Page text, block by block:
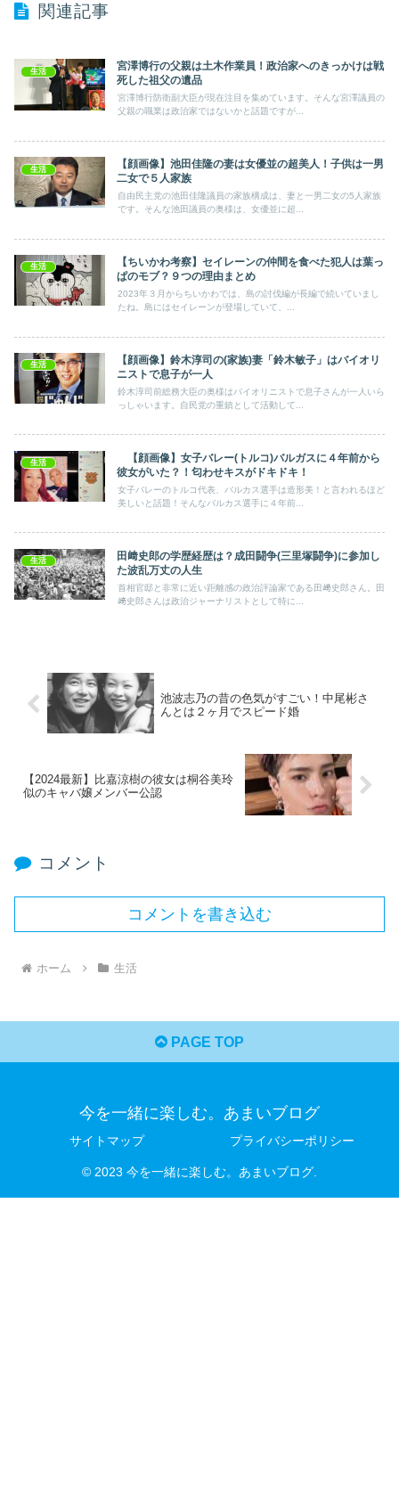
関連記事
生活
宮澤博行の父親は土木作業員！政治家へのきっかけは戦
死した祖父の遺品
宮澤博行防衛副大臣が現在注目を集めています。そんな宮澤議員の
父親の職業は政治家ではないかと話題ですが...
生活
【顔画像】池田佳隆の妻は女優並の超美人！子供は一男
二女で５人家族
自由民主党の池田佳隆議員の家族構成は、妻と一男二女の5人家族
です。そんな池田議員の奥様は、女優並に超...
生活
【ちいかわ考察】セイレーンの仲間を食べた犯人は葉っ
ぱのモブ？９つの理由まとめ
2023年３月からちいかわでは、島の討伐編が長編で続いていまし
たね。島にはセイレーンが登場していて、...
生活
【顔画像】鈴木淳司の(家族)妻「鈴木敏子」はバイオリ
ニストで息子が一人
鈴木淳司前総務大臣の奥様はバイオリニストで息子さんが一人いら
っしゃいます。自民党の重鎮として活動して...
生活
【顔画像】女子バレー(トルコ)バルガスに４年前から
彼女がいた？！匂わせキスがドキドキ！
女子バレーのトルコ代表、バルカス選手は造形美！と言われるほど
美しいと話題！そんなバルカス選手に４年前...
生活
田﨑史郎の学歴経歴は？成田闘争(三里塚闘争)に参加し
た波乱万丈の人生
首相官邸と非常に近い距離感の政治評論家である田﨑史郎さん。田
﨑史郎さんは政治ジャーナリストとして特に...
池波志乃の昔の色気がすごい！中尾彬さ
んとは２ヶ月でスピード婚
【2024最新】比嘉涼樹の彼女は桐谷美玲
似のキャバ嬢メンバー公認
コメント
コメントを書き込む
ホーム 生活
PAGE TOP
今を一緒に楽しむ。あまいブログ
サイトマップ プライバシーポリシー
© 2023 今を一緒に楽しむ。あまいブログ.